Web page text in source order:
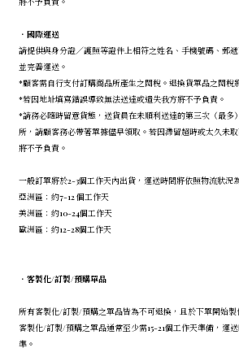
． 國際運送
請提供與身分證／護照等證件上相符之姓名、手機號碼、郵
並完善運送。
*顧客需自行支付訂購商品所產生之關稅。退換貨單品之關稅
*若因地址填寫錯誤導致無法送達或遺失我方將不予負責。
*請務必隨時留意貨態，送貨員在未順利送達的第三次（最多
所，請顧客務必帶著單據儘早領取。若因滯留超時或太久未
將不予負責。
一般訂單將於2-3個工作天內出貨，運送時間將依照物流狀況
亞洲區：約7-12 個工作天
美洲區：約10-24個工作天
歐洲區：約12-28個工作天
． 客製化/訂製/預購單品
所有客製化/訂製/預購之單品皆為不可退換，且於下單開始製
客製化/訂製/預購之單品通常至少需15-21個工作天準備，運
準。